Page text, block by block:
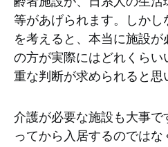
等があげられます。しかし
を考えると、本当に施設
の方が実際にはどれくら
重な判断が求められると思
介護が必要な施設も大事で
ってから入居するのでは